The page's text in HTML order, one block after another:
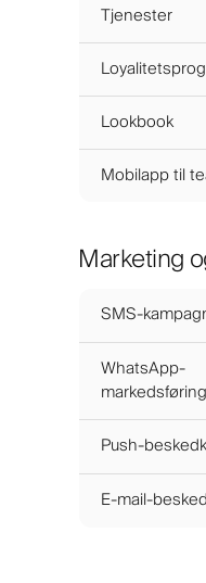
Tjenester
Lookbook
Mobilapp til
Marketing
SMS-
WhatsApp-
Push-
E-mail-